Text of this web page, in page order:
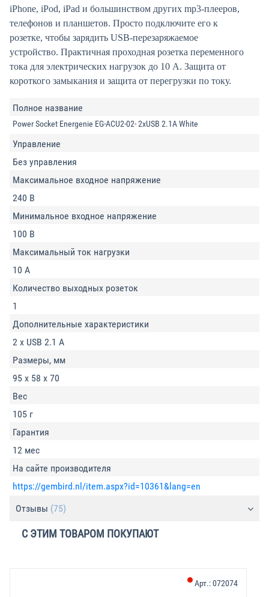
iPhone, iPod, iPad и большинством других mp3-плееров,
телефонов и планшетов. Просто подключите его к
розетке, чтобы зарядить USB-перезаряжаемое
устройство. Практичная проходная розетка переменного
тока для электрических нагрузок до 10 А. Защита от
короткого замыкания и защита от перегрузки по току.
Полное название
Power Socket Energenie EG-ACU2-02- 2xUSB 2.1A White
Управление
Без управления
Максимальное входное напряжение
240 В
Минимальное входное напряжение
100 В
Максимальный ток нагрузки
10 А
Количество выходных розеток
1
Дополнительные характеристики
2 x USB 2.1 A
Размеры, мм
95 x 58 x 70
Вес
105 г
Гарантия
12 мес
На сайте производителя
https://gembird.nl/item.aspx?id=10361&lang=en
Отзывы (75)
С ЭТИМ ТОВАРОМ ПОКУПАЮТ
Арт.:072074